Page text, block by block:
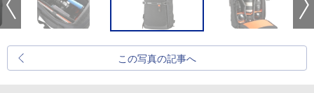
この写真の記事へ